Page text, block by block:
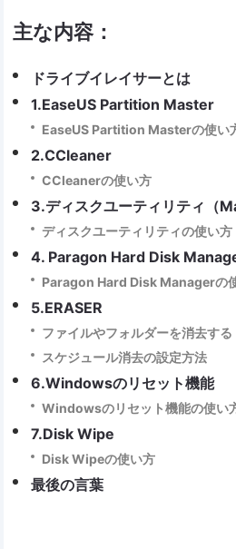
主な内容：
ドライブイレイサーとは
1.EaseUS Partition Master
EaseUS Partition Masterの使い
2.CCleaner
CCleanerの使い方
3.ディスクユーティリティ（
ディスクユーティリティの使い方
4. Paragon Hard Disk
Paragon Hard Disk Managerの
5.ERASER
ファイルやフォルダーを消去す
スケジュール消去の設定方法
6.Windowsのリセット機能
Windowsのリセット機能の使い
7.Disk Wipe
Disk Wipeの使い方
最後の言葉